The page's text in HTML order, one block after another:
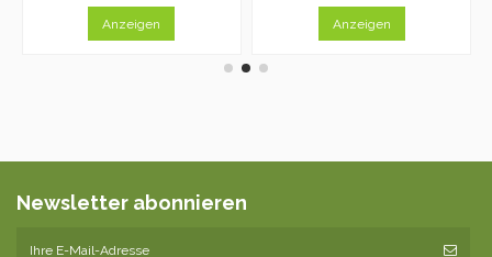
Anzeigen Anzeigen
Newsletter abonnieren